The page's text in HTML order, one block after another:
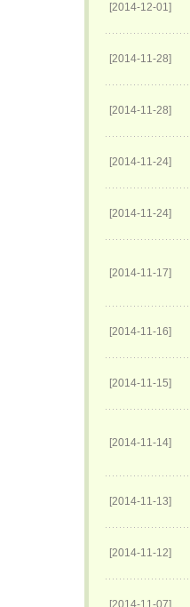
[2014-12-01]
[2014-11-28]
[2014-11-28]
[2014-11-24]
[2014-11-24]
[2014-11-17]
[2014-11-16]
[2014-11-15]
[2014-11-14]
[2014-11-13]
[2014-11-12]
[2014-11-07]